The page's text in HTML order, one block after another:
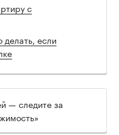
с
делать, если
— следите за